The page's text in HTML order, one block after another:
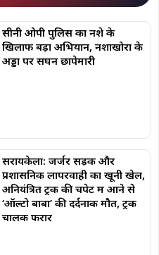
सीनी ओपी पुलिस का नशे के
खिलाफ बड़ा अभियान, नशाखोरों के
अड्डों पर सघन छापेमारी
सरायकेला: जर्जर सड़क और
प्रशासनिक लापरवाही का खूनी खेल,
अनियंत्रित ट्रक की चपेट में आने से
‘ऑल्टो बाबा’ की दर्दनाक मौत, ट्रक
चालक फरार